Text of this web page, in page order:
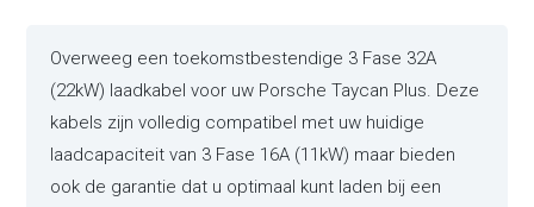
Overweeg een toekomstbestendige 3 Fase 32A
(22kW) laadkabel voor uw Porsche Taycan Plus. Deze
kabels zijn volledig compatibel met uw huidige
laadcapaciteit van 3 Fase 16A (11kW) maar bieden
ook de garantie dat u optimaal kunt laden bij een